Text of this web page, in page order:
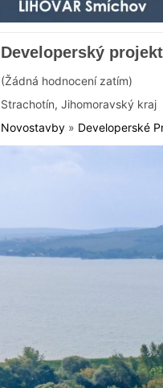
Developerský
(Žádná hodnocení zatím)
Strachotín, Jihomoravský kraj
Novostavby » Developerské